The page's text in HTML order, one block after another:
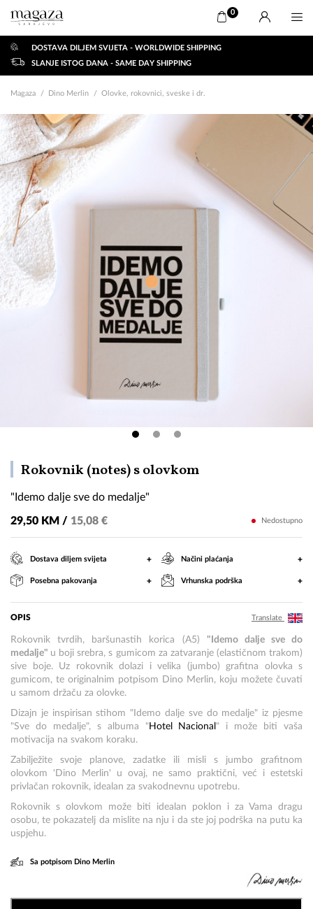
0
DOSTAVA DILJEM SVIJETA - WORLDWIDE SHIPPING
SLANJE ISTOG DANA - SAME DAY SHIPPING
Magaza Dino Merlin Olovke, rokovnici, sveske i dr.
Rokovnik (notes) s olovkom
medalje"
"Idemo dalje sve do medalje"
29,50 KM / 15,08 € Nedostupno
Dostava diljem svijeta + Načini plaćanja +
Posebna pakovanja + Vrhunska podrška +
OPIS Translate
Rokovnik tvrdih, baršunastih korica (A5) "Idemo dalje sve do
medalje" u boji srebra, s gumicom za zatvaranje (elastičnom trakom)
sive boje. Uz rokovnik dolazi i velika (jumbo) grafitna olovka s
gumicom, te originalnim potpisom Dino Merlin, koju možete čuvati
u samom držaču za olovke.
Dizajn je inspirisan stihom "Idemo dalje sve do medalje" iz pjesme
"Sve do medalje", s albuma "Hotel Nacional " i može biti vaša
motivacija na svakom koraku.
Zabilježite svoje planove, zadatke ili misli s jumbo grafitnom
olovkom 'Dino Merlin' u ovaj, ne samo praktični, već i estetski
privlačan rokovnik, idealan za svakodnevnu upotrebu.
Rokovnik s olovkom može biti idealan poklon i za Vama dragu
osobu, te pokazatelj da mislite na nju i da ste joj podrška na putu ka
uspjehu.
Sa potpisom Dino Merlin